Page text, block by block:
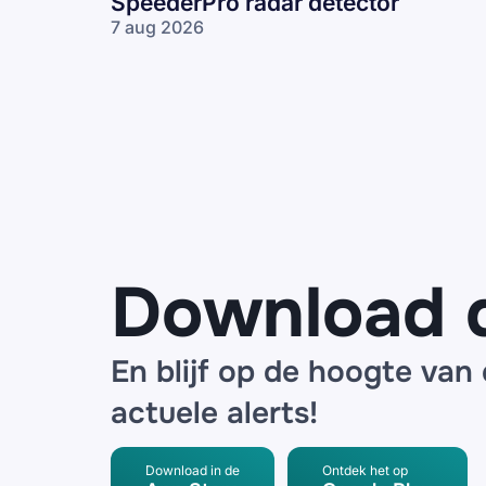
7 aug 2026
Download
En blijf op de hoogte van
actuele alerts!
Download in de Ontdek het op